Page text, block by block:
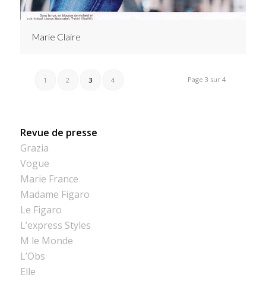
Marie Claire
Page 3 sur 4
1 2 3 4
Revue de presse
Grazia
Vogue
Marie France
Madame Figaro
Le Figaro
L’express Styles
M le Monde
L’Obs
Elle